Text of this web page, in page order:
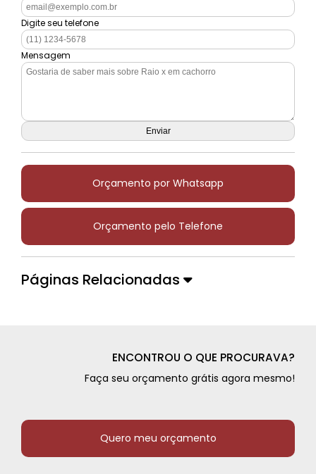
Digite seu telefone
Mensagem
Orçamento por Whatsapp
Orçamento pelo Telefone
Páginas Relacionadas
ENCONTROU O QUE PROCURAVA?
Faça seu orçamento grátis agora mesmo!
Quero meu orçamento